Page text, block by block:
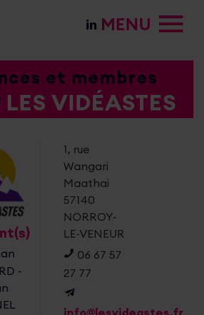
MENU
et membres
LES VIDÉASTES
-
1, rue
Wangari
Maathai
57140
NORROY-
LE-VENEUR
06 67 57
27 77